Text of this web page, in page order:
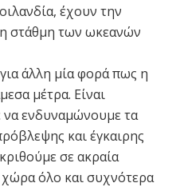
έχουν την
στάθμη των ωκεανών
άλλη μία φορά πως η
μέτρα. Είναι
να ενδυναμώνουμε τα
και έγκαιρης
σε ακραία
όλο και συχνότερα